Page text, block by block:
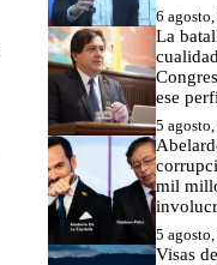
6
La
ese
5
mil
5
Visas